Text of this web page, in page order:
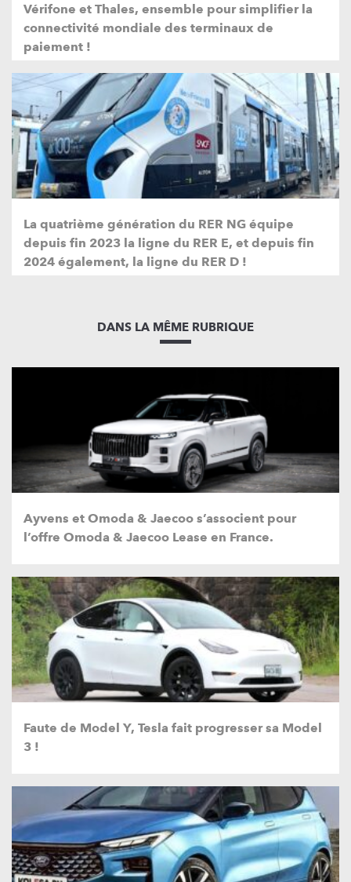
Vérifone et Thales, ensemble pour simplifier la
connectivité mondiale des terminaux de
paiement !
La quatrième génération du RER NG équipe
depuis fin 2023 la ligne du RER E, et depuis fin
2024 également, la ligne du RER D !
DANS LA MÊME RUBRIQUE
Ayvens et Omoda & Jaecoo s’associent pour
l’offre Omoda & Jaecoo Lease en France.
Faute de Model Y, Tesla fait progresser sa Model
3 !